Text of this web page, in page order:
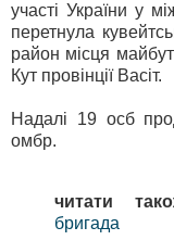
участі України у
перетнула
район місця
Кут провінції Васіт.
Надалі 19 осб
омбр.
читати
бригада